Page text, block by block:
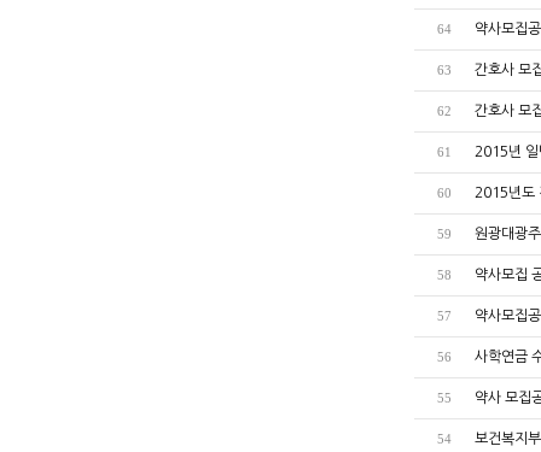
64 약사모집
63 간호사 모
62 간호사 모
61 2015년 일
60 2015년도
59 원광대광
58 약사모집
57 약사모집
56 사학연금
55 약사 모집
54 보건복지